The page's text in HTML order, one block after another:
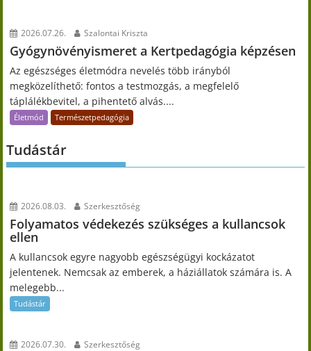
2026.07.26. Szalontai Kriszta
Gyógynövényismeret a Kertpedagógia képzésen
Az egészséges életmódra nevelés több irányból
megközelíthető: fontos a testmozgás, a megfelelő
táplálékbevitel, a pihentető alvás....
Életmód Természetpedagógia
Tudástár
2026.08.03. Szerkesztőség
Folyamatos védekezés szükséges a kullancsok
ellen
A kullancsok egyre nagyobb egészségügyi kockázatot
jelentenek. Nemcsak az emberek, a háziállatok számára is. A
melegebb...
Tudástár
2026.07.30. Szerkesztőség